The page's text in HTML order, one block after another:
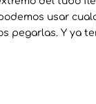
usar
pegarlas. Y ya